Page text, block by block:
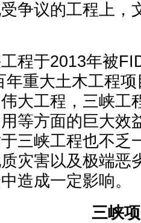
争议的工程上，
于2013年被
年重大土木工程
大工程，三峡工
等方面的巨大效
三峡工程也不乏
灾害以及极端恶
造成一定影响。
三峡项